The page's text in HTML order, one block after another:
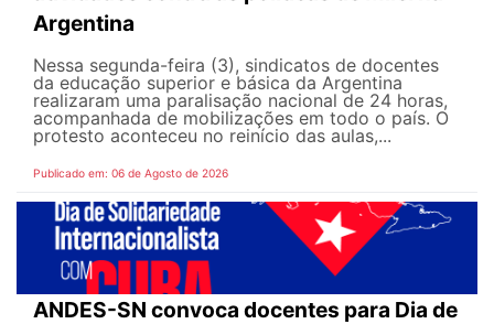
Argentina
Nessa segunda-feira (3), sindicatos de docentes
da educação superior e básica da Argentina
realizaram uma paralisação nacional de 24 horas,
acompanhada de mobilizações em todo o país. O
protesto aconteceu no reinício das aulas,...
Publicado em: 06 de Agosto de 2026
ANDES-SN convoca docentes para Dia de